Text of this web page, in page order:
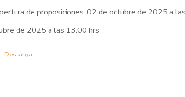
de proposiciones: 02 de octubre de 2025 a
de 2025 a las 13:00 hrs
Descarga